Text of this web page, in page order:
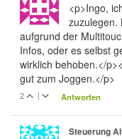
<p>Ingo,
zuzulegen.
aufgrund der
Infos, oder es selbst
wirklich behoben.</
gut zum Joggen.</p>
2 | Antworten
Steuerung